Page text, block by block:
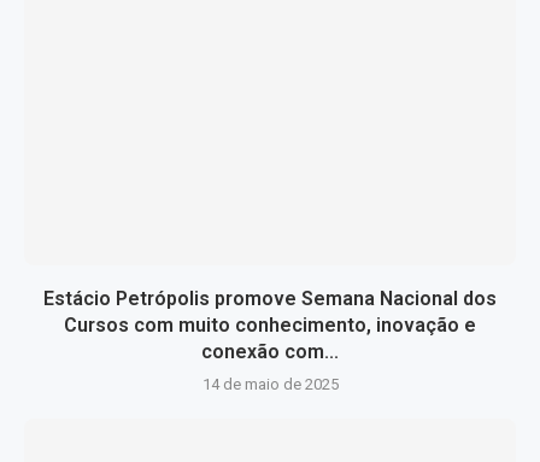
Estácio Petrópolis promove Semana Nacional dos
Cursos com muito conhecimento, inovação e
conexão com...
14 de maio de 2025